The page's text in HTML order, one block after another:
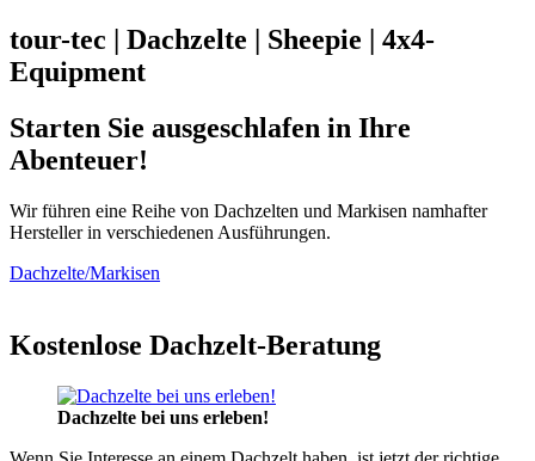
tour-tec | Dachzelte | Sheepie | 4x4-
Equipment
Starten Sie ausgeschlafen in Ihre
Abenteuer!
Wir führen eine Reihe von Dachzelten und Markisen namhafter
Hersteller in verschiedenen Ausführungen.
Dachzelte/Markisen
Kostenlose Dachzelt-Beratung
Dachzelte bei uns erleben!